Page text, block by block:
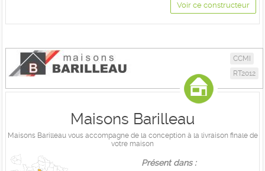
Voir ce constructeur
CCMI
RT2012
Maisons Barilleau
Maisons Barilleau vous accompagne de la conception à la livraison finale de
votre maison
Présent dans :